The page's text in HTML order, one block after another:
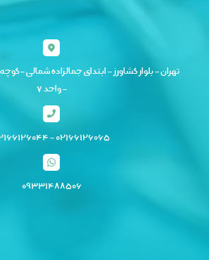
- واحد ۷
۰۲۱۶۶۱۲۶۰۶۵ - ۰۲۱۶۶۱۲۶۰۴۴
۰۹۳۳۱۴۸۸۵۰۶